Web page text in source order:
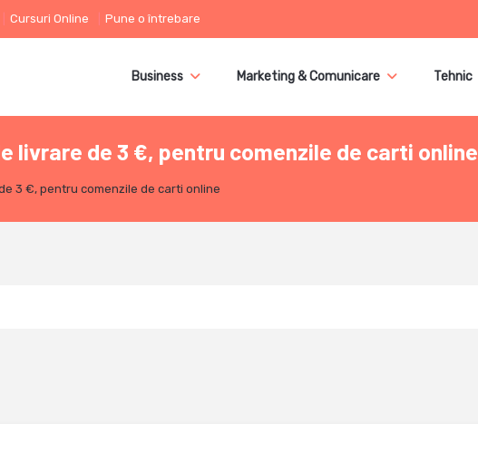
Cursuri Online Pune o întrebare
Business Marketing & Comunicare Tehnic
livrare de 3 €, pentru comenzile de carti online
3 €, pentru comenzile de carti online